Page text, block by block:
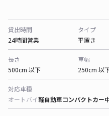
貸出時間
24時間営業
タイプ
平置き
長さ
500cm 以下
車幅
250cm 以
対応車種
オートバイ軽自動車コンパクトカー